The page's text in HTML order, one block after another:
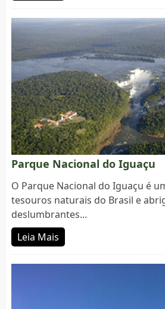
Parque Nacional do Iguaçu
O Parque Nacional do Iguaçu é
tesouros naturais do Brasil e
deslumbrantes...
Leia Mais